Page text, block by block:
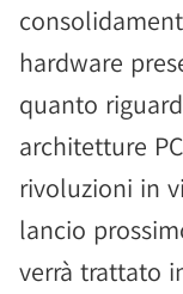
hardware
quanto
architetture
rivoluzioni in
lancio
verrà trattato